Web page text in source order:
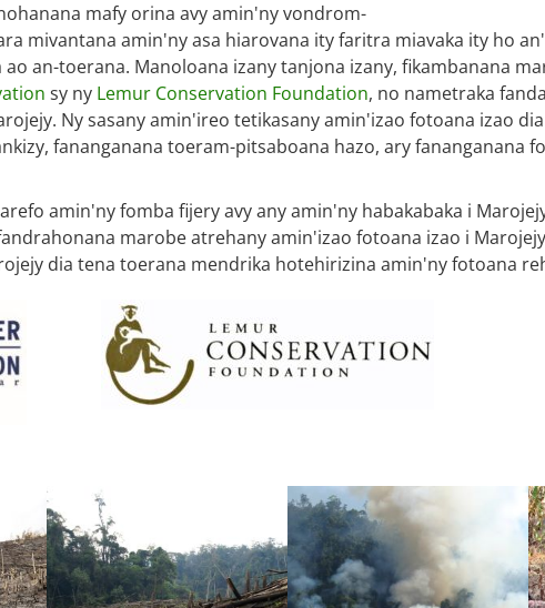
mafy orina avy amin'ny vondrom-
mivantana amin'ny asa hiarovana ity faritra miavaka ity ho
an-toerana. Manoloana izany tanjona izany, fikambanana
sy ny Lemur Conservation Foundation, no nametraka
Ny sasany amin'ireo tetikasany amin'izao fotoana izao
fananganana toeram-pitsaboana hazo, ary fananganana
amin'ny fomba fijery avy any amin'ny habakabaka i
marobe atrehany amin'izao fotoana izao i
dia tena toerana mendrika hotehirizina amin'ny fotoana